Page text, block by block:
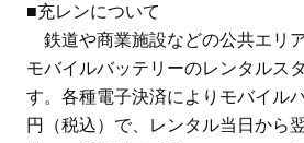
■充レンについて
鉄道や商業施設などの公共エリ
モバイルバッテリーのレンタルス
す。各種電子決済によりモバイル
円（税込）で、レンタル当日から